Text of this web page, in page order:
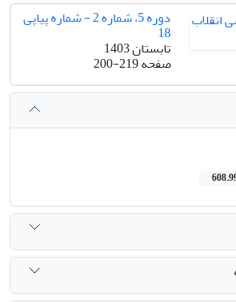
دوره 5، شماره 2 - شماره پیاپی
18
تابستان 1403
صفحه200-219